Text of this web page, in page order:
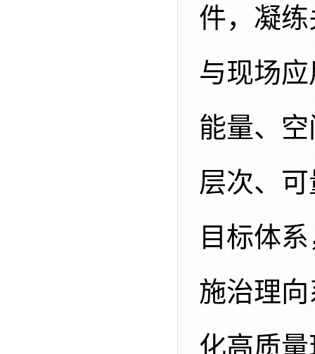
件，凝
与现场
能量、
层次、
目标体
施治理
化高质